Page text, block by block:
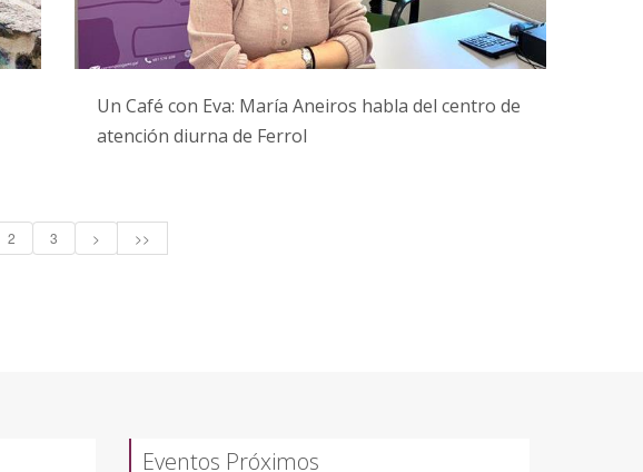
Un Café con Eva: María Aneiros habla del centro de
atención diurna de Ferrol
2 3 > >>
Eventos Próximos